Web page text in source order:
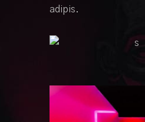
adipis.